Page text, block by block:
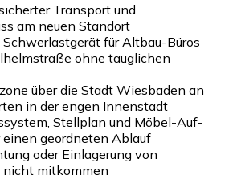
Transport und
am neuen Standort
für Altbau-Büros
ohne tauglichen
über die Stadt Wiesbaden an
in der engen Innenstadt
Stellplan und Möbel-Auf-
geordneten Ablauf
oder Einlagerung von
nicht mitkommen